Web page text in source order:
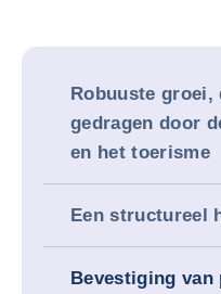
Robuuste
gedragen door
en het toerisme
Een structureel
Bevestiging